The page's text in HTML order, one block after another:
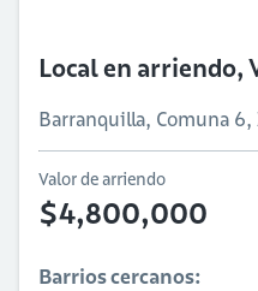
Local en arriendo,
Barranquilla, Comuna
Valor de arriendo
$4,800,000
Barrios cercanos: